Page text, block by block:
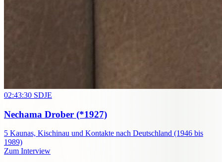
02:43:30 SDJE
Nechama Drober (*1927)
5 Kaunas, Kischinau und Kontakte nach Deutschland (1946 bis
1989)
Zum Interview